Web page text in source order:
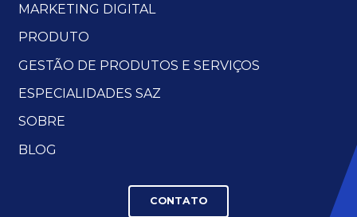
MARKETING DIGITAL
PRODUTO
GESTÃO DE PRODUTOS E SERVIÇOS
ESPECIALIDADES SAZ
SOBRE
BLOG
CONTATO